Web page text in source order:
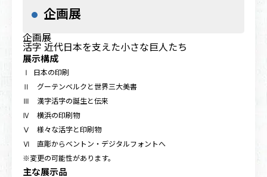
企画展
企画展
活字 近代日本を支えた小さな巨人たち
展示構成
Ⅰ 日本の印刷
Ⅱ グーテンベルクと世界三大美書
Ⅲ 漢字活字の誕生と伝来
Ⅳ 横浜の印刷物
Ⅴ 様々な活字と印刷物
Ⅵ 直彫からベントン・デジタルフォントへ
※変更の可能性があります。
主な展示品